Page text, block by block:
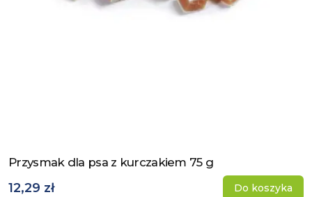
Zobacz produkt
Przysmak dla psa z kurczakiem 75 g
12,29 zł Do koszyka